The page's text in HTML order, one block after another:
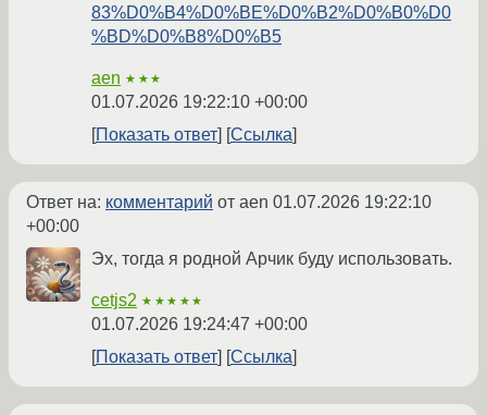
83%D0%B4%D0%BE%D0%B2%D0%B0%D0
%BD%D0%B8%D0%B5
aen ★★★
01.07.2026 19:22:10 +00:00
Показать ответ
Ссылка
Ответ на: комментарий от aen 01.07.2026 19:22:10
+00:00
Эх, тогда я родной Арчик буду использовать.
cetjs2 ★★★★★
01.07.2026 19:24:47 +00:00
Показать ответ
Ссылка